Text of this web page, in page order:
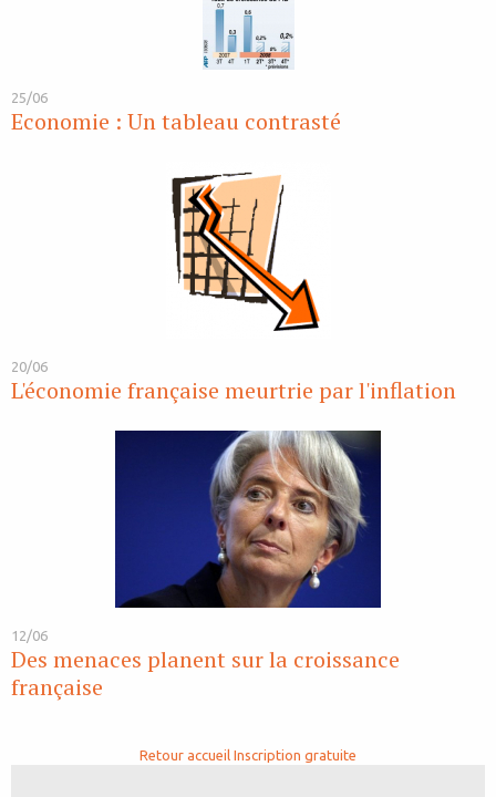
25/06
Economie : Un tableau contrasté
20/06
L'économie française meurtrie par l'inflation
12/06
Des menaces planent sur la croissance
française
Retour accueil Inscription gratuite